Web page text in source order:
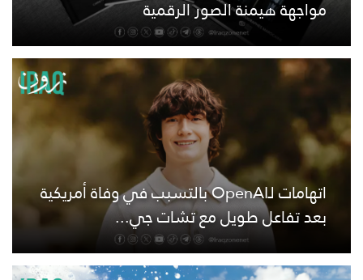
مواجهة هيمنة الصور الرقمية
اتهامات لـOpenAI بالتسبب في وفاة أمريكية
بعد تفاعل طويل مع تشات جي...